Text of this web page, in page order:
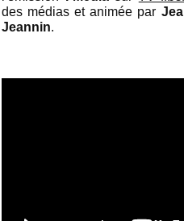
des médias et animée par
Jeannin.